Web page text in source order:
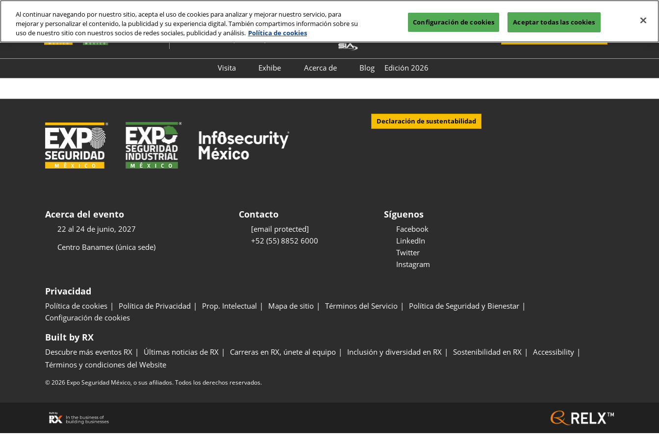
al
contenido
22 al 24 de junio, 2027
Centro Banamex (única sede)
Español
English (United
Kingdom)
QUIERO SER EXPOSITOR
Visita
Exhibe
Acerca de
Seguridad y bienestar
Blog
Edición 2026
Eventos Especiales 2026
Declaración de sustentabilidad
Acerca del evento
22 al 24 de junio, 2027
Centro Banamex (única sede)
Contacto
[email protected]
+52 (55) 8852 6000
Síguenos
Facebook
LinkedIn
Twitter
Instagram
Privacidad
Política de cookies Política de Privacidad Prop. Intelectual Mapa de sitio Términos del Servicio
Política de Seguridad y Bienestar
Configuración de cookies
Built by RX
Descubre más eventos RX Últimas noticias de RX Carreras en RX, únete al equipo Inclusión y diversidad en RX Sostenibilidad en RX
Accessibility
Términos y condiciones del Website
© 2026 Expo Seguridad México, o sus afiliados. Todos los derechos reservados.
Al continuar navegando por nuestro sitio, acepta el uso de cookies para analizar y mejorar nuestro servicio, para
mejorar y personalizar el contenido, la publicidad y su experiencia digital. También compartimos información sobre su
uso de nuestro sitio con nuestros socios de redes sociales, publicidad y análisis. Política de cookies
Configuración de cookies Aceptar todas las cookies